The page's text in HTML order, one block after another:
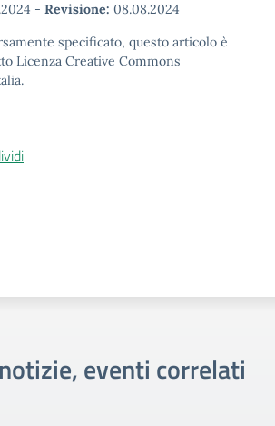
- Revisione: 08.08.2024
specificato, questo articolo è
Licenza Creative Commons
eventi correlati